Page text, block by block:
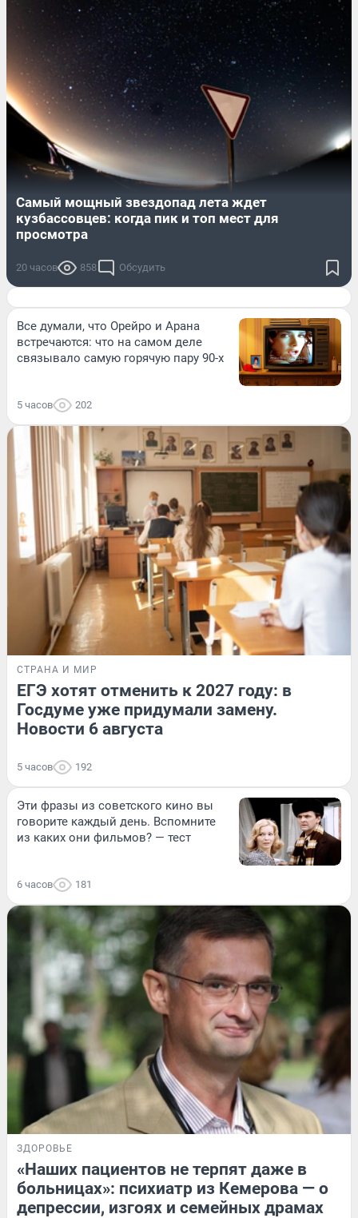
Самый мощный звездопад лета ждет
кузбассовцев: когда пик и топ мест для
просмотра
20 часов 858 Обсудить
Все думали, что Орейро и Арана
встречаются: что на самом деле
связывало самую горячую пару 90-х
5 часов 202
СТРАНА И МИР
ЕГЭ хотят отменить к 2027 году: в
Госдуме уже придумали замену.
Новости 6 августа
5 часов 192
Эти фразы из советского кино вы
говорите каждый день. Вспомните
из каких они фильмов? — тест
6 часов 181
ЗДОРОВЬЕ
«Наших пациентов не терпят даже в
больницах»: психиатр из Кемерова — о
депрессии, изгоях и семейных драмах